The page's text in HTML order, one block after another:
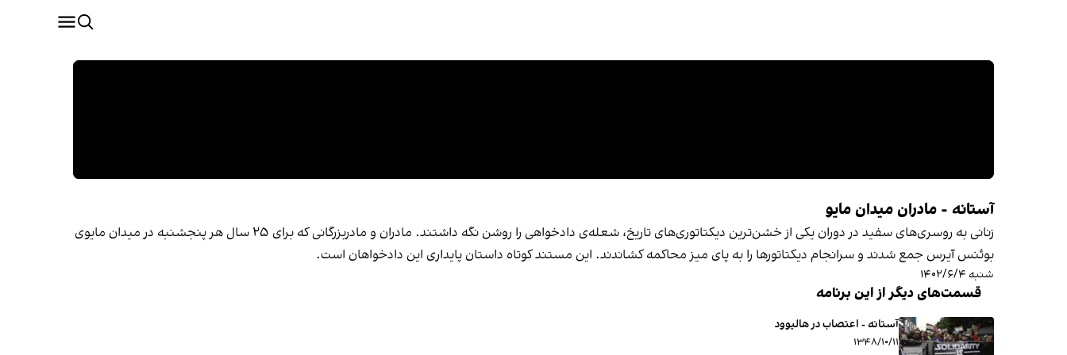
آستانه - مادران میدان مایو
زنانی به روسری‌های سفید در دوران یکی از خشن‌ترین دیکتاتوری‌های تاریخ، شعله‌ی دادخواهی را روشن نگه داشتند. مادران و مادربزرگانی که برای ۲۵ سال هر پنجشنبه در میدان مایوی
بوئنس آیرس جمع شدند و سرانجام دیکتاتورها را به پای میز محاکمه کشاندند. این مستند کوتاه داستان پایداری این دادخواهان است.
شنبه ۱۴۰۲/۶/۴
قسمت‌های دیگر از این برنامه
آستانه - اعتصاب در هالیوود
۱۳۴۸/۱۰/۱۱